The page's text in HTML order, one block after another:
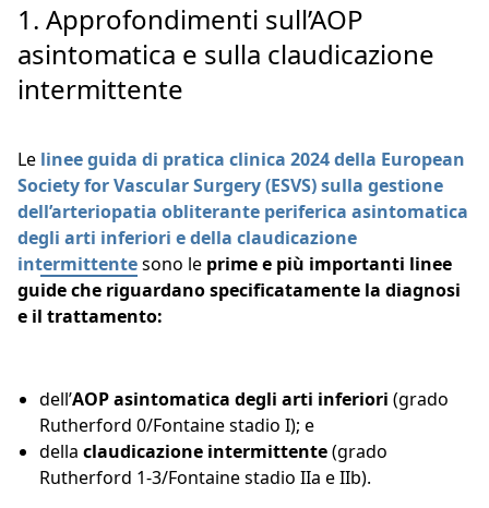
1. Approfondimenti sull’AOP
asintomatica e sulla claudicazione
intermittente
Le linee guida di pratica clinica 2024 della European
Society for Vascular Surgery (ESVS) sulla gestione
dell’arteriopatia obliterante periferica asintomatica
degli arti inferiori e della claudicazione
intermittentesono le prime e più importanti linee
guide che riguardano specificatamente la diagnosi
e il trattamento:
dell’AOP asintomatica degli arti inferiori (grado
Rutherford 0/Fontaine stadio I); e
della claudicazione intermittente(grado
Rutherford 1-3/Fontaine stadio IIa e IIb).